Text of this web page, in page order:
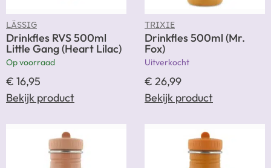
LÄSSIG
Drinkfles RVS 500ml
Little Gang (Heart Lilac)
Op voorraad
€ 16,95
Bekijk product
TRIXIE
Drinkfles 500ml (Mr.
Fox)
Uitverkocht
€ 26,99
Bekijk product